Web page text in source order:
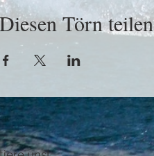
Törn teilen